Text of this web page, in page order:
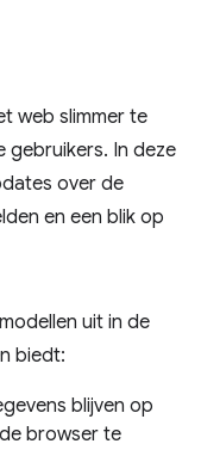
web slimmer te
gebruikers. In deze
over de
en een blik op
uit in de
biedt:
blijven op
browser te